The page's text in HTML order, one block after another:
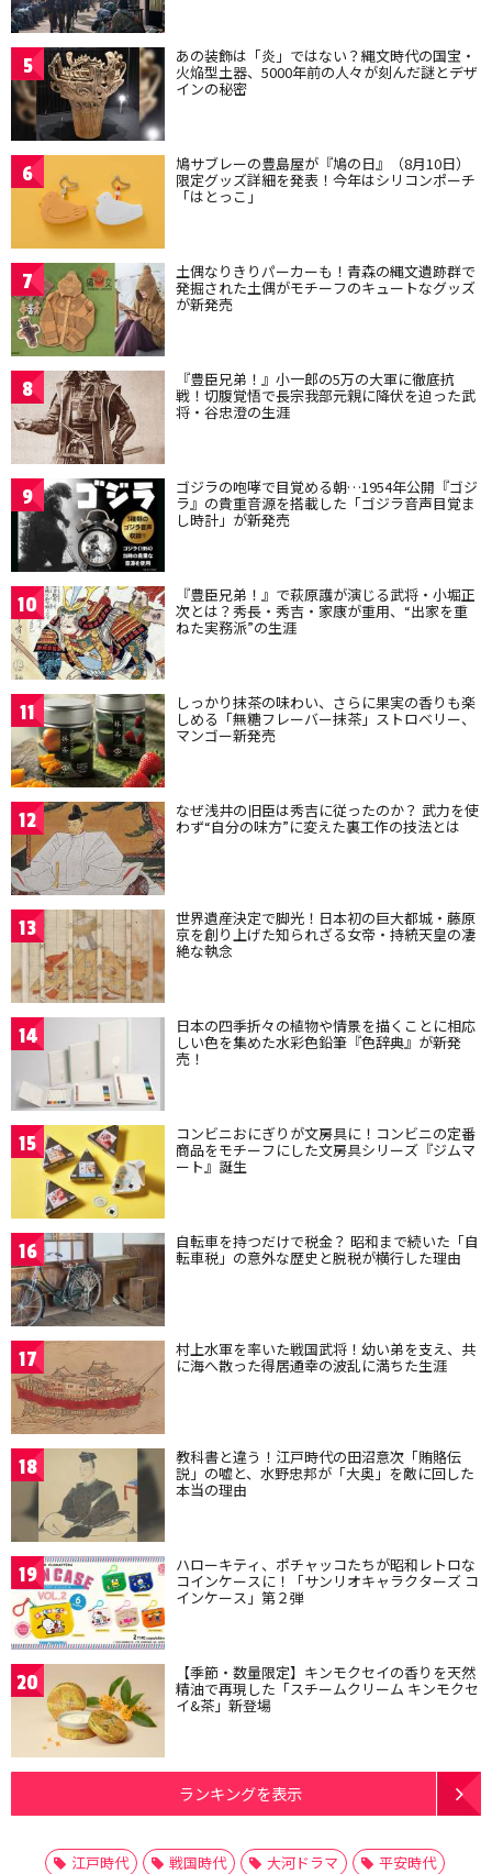
5 あの装飾は「炎」ではない？縄文時代の国宝・
火焔型土器、5000年前の人々が刻んだ謎とデザ
インの秘密
6 鳩サブレーの豊島屋が『鳩の日』（8月10日）
限定グッズ詳細を発表！今年はシリコンポーチ
「はとっこ」
7 土偶なりきりパーカーも！青森の縄文遺跡群で
発掘された土偶がモチーフのキュートなグッズ
が新発売
8 『豊臣兄弟！』小一郎の5万の大軍に徹底抗
戦！切腹覚悟で長宗我部元親に降伏を迫った武
将・谷忠澄の生涯
9 ゴジラの咆哮で目覚める朝…1954年公開『ゴジ
ラ』の貴重音源を搭載した「ゴジラ音声目覚ま
し時計」が新発売
10 『豊臣兄弟！』で萩原護が演じる武将・小堀正
次とは？秀長・秀吉・家康が重用、“出家を重
ねた実務派”の生涯
11 しっかり抹茶の味わい、さらに果実の香りも楽
しめる「無糖フレーバー抹茶」ストロベリー、
マンゴー新発売
12 なぜ浅井の旧臣は秀吉に従ったのか？ 武力を使
わず“自分の味方”に変えた裏工作の技法とは
13 世界遺産決定で脚光！日本初の巨大都城・藤原
京を創り上げた知られざる女帝・持統天皇の凄
絶な執念
14 日本の四季折々の植物や情景を描くことに相応
しい色を集めた水彩色鉛筆『色辞典』が新発
売！
15 コンビニおにぎりが文房具に！コンビニの定番
商品をモチーフにした文房具シリーズ『ジムマ
ート』誕生
16 自転車を持つだけで税金？ 昭和まで続いた「自
転車税」の意外な歴史と脱税が横行した理由
17 村上水軍を率いた戦国武将！幼い弟を支え、共
に海へ散った得居通幸の波乱に満ちた生涯
18 教科書と違う！江戸時代の田沼意次「賄賂伝
説」の嘘と、水野忠邦が「大奥」を敵に回した
本当の理由
19 ハローキティ、ポチャッコたちが昭和レトロな
コインケースに！「サンリオキャラクターズ コ
インケース」第２弾
20 【季節・数量限定】キンモクセイの香りを天然
精油で再現した「スチームクリーム キンモクセ
イ&茶」新登場
ランキングを表示
江戸時代 戦国時代 大河ドラマ
平安時代